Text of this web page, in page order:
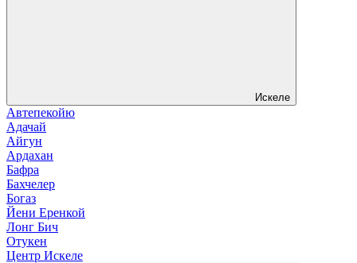
Искеле
Автепекойю
Адачай
Айгун
Ардахан
Бафра
Бахчелер
Богаз
Йени Еренкой
Лонг Бич
Отукен
Центр Искеле